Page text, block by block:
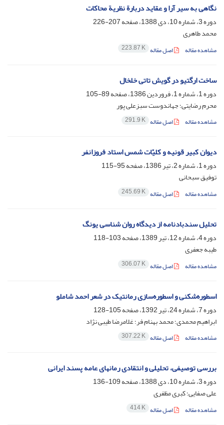
نگاهی به سیر آرا و عقاید دربارة نظریة محاکات
دوره 3، شماره 10، دی 1388، صفحه
207-226
محمد طاهری
مشاهده مقاله اصل مقاله 223.87 K
ساخت ارگتیو در گویش تاتی خلخال
دوره 1، شماره 1، فروردین 1386، صفحه
89-105
محرم رضایتی؛ جهاندوست سبزعلی پور
مشاهده مقاله اصل مقاله 291.9 K
دیوان کبیر قونیه و کلیّات شمس استاد فروزانفر
دوره 1، شماره 2، تیر 1386، صفحه
95-115
توفیق سبحانی
مشاهده مقاله اصل مقاله 245.69 K
تحلیل سندبادنامه از دیدگاه روان شناسی یونگ
دوره 4، شماره 12، تیر 1389، صفحه
103-118
طیبه جعفری
مشاهده مقاله اصل مقاله 306.07 K
اسطوره‌شکنی و اسطوره‌سازی رمانتیک در شعر احمد شاملو
دوره 7، شماره 24، تیر 1392، صفحه
105-128
ابراهیم محمدی؛ محمد بهنام فر؛ غلامرضا طیبی نژاد
مشاهده مقاله اصل مقاله 307.22 K
بررسی توصیفی، تحلیلی و انتقادی رمانهای عامه پسند ایرانی
دوره 3، شماره 10، دی 1388، صفحه
109-136
علی صفایی؛ کبری مظفری
مشاهده مقاله اصل مقاله 414 K